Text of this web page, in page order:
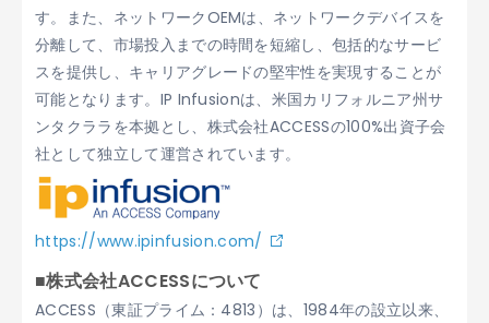
す。また、ネットワークOEMは、ネットワークデバイスを
分離して、市場投入までの時間を短縮し、包括的なサービ
スを提供し、キャリアグレードの堅牢性を実現することが
可能となります。IP Infusionは、米国カリフォルニア州サ
ンタクララを本拠とし、株式会社ACCESSの100%出資子会
社として独立して運営されています。
https://www.ipinfusion.com/
■株式会社ACCESSについて
ACCESS（東証プライム：4813）は、1984年の設立以来、